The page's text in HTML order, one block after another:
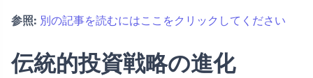
参照: 別の記事を読むにはここをクリックしてください
伝統的投資戦略の進化